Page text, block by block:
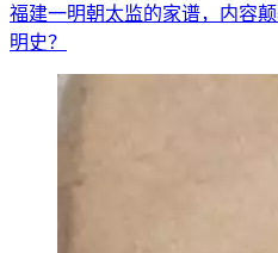
福建一明朝太监的家谱，内容
明史？